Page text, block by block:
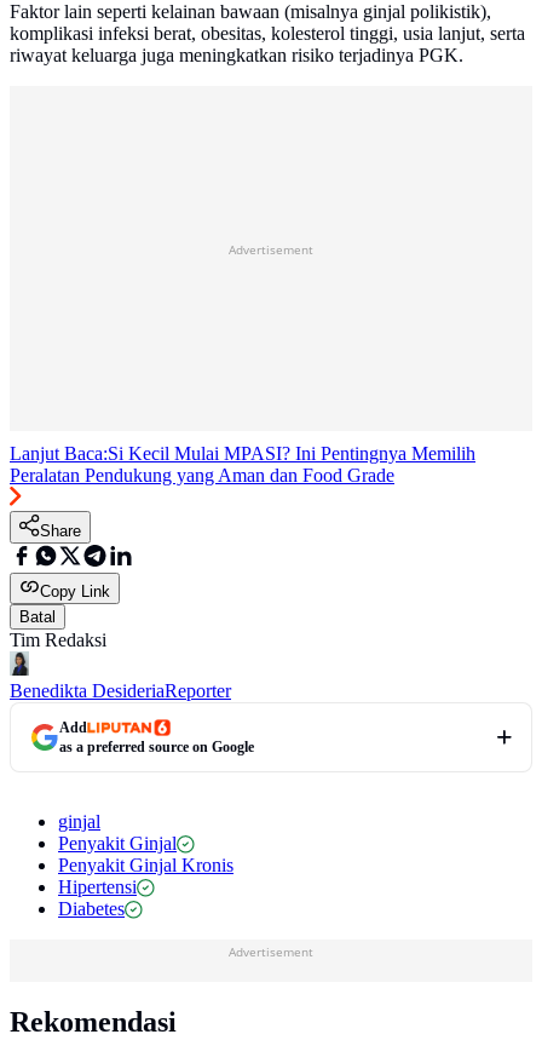
Faktor lain seperti kelainan bawaan (misalnya ginjal polikistik),
komplikasi infeksi berat, obesitas, kolesterol tinggi, usia lanjut, serta
riwayat keluarga juga meningkatkan risiko terjadinya PGK.
Advertisement
Lanjut Baca:Si Kecil Mulai MPASI? Ini Pentingnya Memilih
Peralatan Pendukung yang Aman dan Food Grade
Share
Copy Link
Batal
Tim Redaksi
Benedikta DesideriaReporter
Add
as a preferred source on Google
ginjal
Penyakit Ginjal
Penyakit Ginjal Kronis
Hipertensi
Diabetes
Advertisement
Rekomendasi